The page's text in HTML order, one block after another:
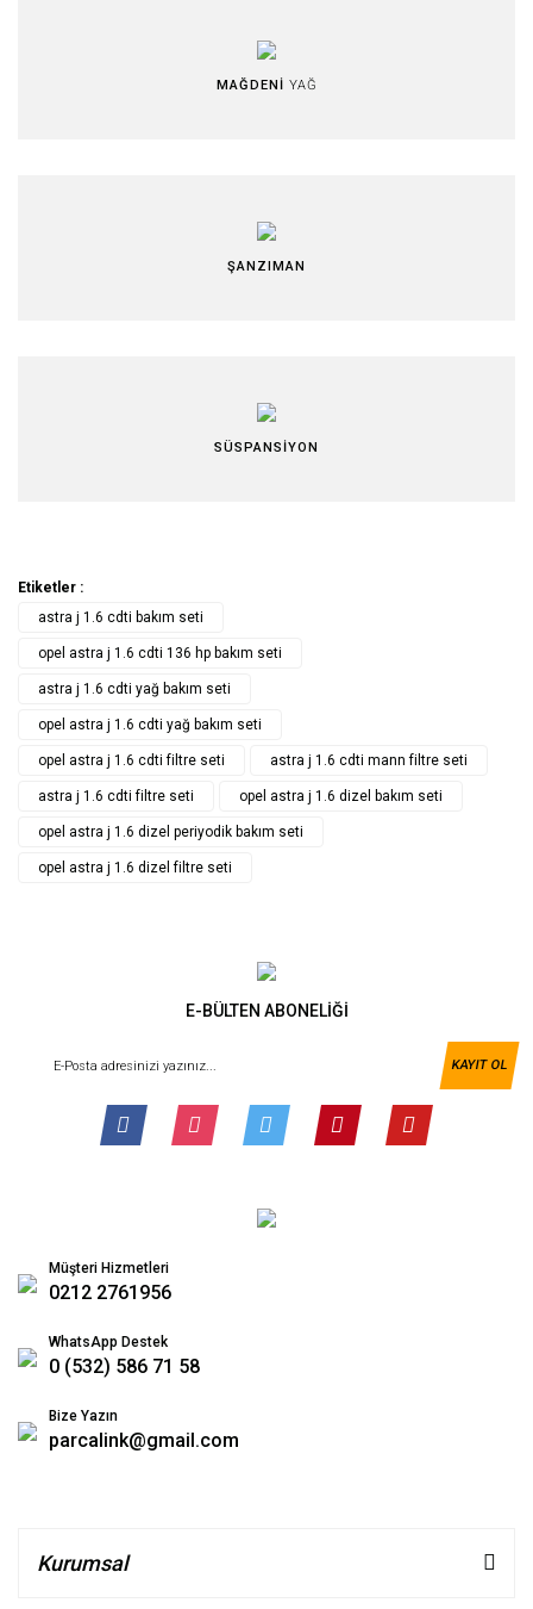
MAĞDENİ YAĞ
ŞANZIMAN
SÜSPANSİYON
Etiketler :
astra j 1.6 cdti bakım seti
opel astra j 1.6 cdti 136 hp bakım seti
astra j 1.6 cdti yağ bakım seti
opel astra j 1.6 cdti yağ bakım seti
opel astra j 1.6 cdti filtre seti astra j 1.6 cdti mann filtre seti
astra j 1.6 cdti filtre seti opel astra j 1.6 dizel bakım seti
opel astra j 1.6 dizel periyodik bakım seti
opel astra j 1.6 dizel filtre seti
E-BÜLTEN ABONELİĞİ
KAYIT OL
Müşteri Hizmetleri
0212 2761956
WhatsApp Destek
0 (532) 586 71 58
Bize Yazın
parcalink@gmail.com
Kurumsal